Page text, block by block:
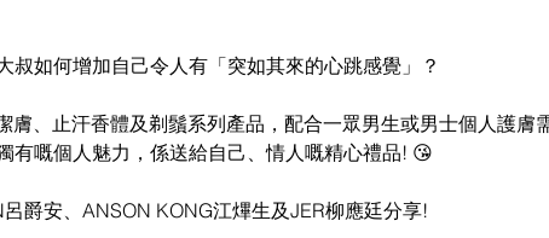
叔如何增加自己令人有「突如其來的心跳感覺」？
膚、止汗香體及剃鬚系列產品，配合一眾男生或男士個人護膚
有嘅個人魅力，係送給自己、情人嘅精心禮品! 😘
爵安、ANSON KONG江熚生及JER柳應廷分享!